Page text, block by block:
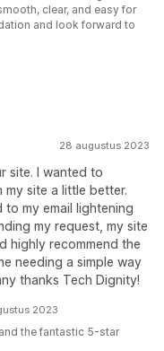
clear, and easy for
and look forward to
28 augustus 2023
site. I wanted to
site a little better.
my email lightening
my request, my site
highly recommend the
needing a simple way
thanks Tech Dignity!
2023
the fantastic 5-star